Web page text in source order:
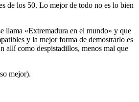
de los 50. Lo mejor de todo no es lo bien
llama «Extremadura en el mundo» y que
y la mejor forma de demostrarlo es
allí como despistadillos, menos mal que
mejor).